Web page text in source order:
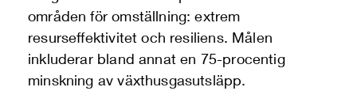
områden för omställning: extrem
resurseffektivitet och resiliens. Målen
inkluderar bland annat en 75-procentig
minskning av växthusgasutsläpp.